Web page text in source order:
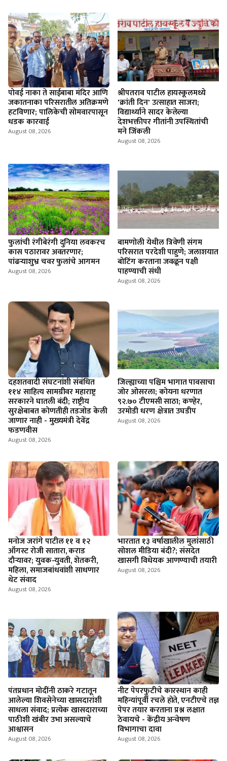
पोवई नाका ते साईबाबा मंदिर आणि
जकातनाका परिसरातील अतिक्रमणे
हटविणार; पालिकेची सोमवारपासून
धडक कारवाई
August 08, 2026
श्रीपतराव पाटील हायस्कूलमध्ये
'क्रांती दिन' उत्साहात साजरा;
विद्यार्थ्याने सादर केलेल्या
देशभक्तीपर गीतांनी उपस्थितांची
मने जिंकली
August 08, 2026
फुलांची रंगीबेरंगी दुनिया लवकरच
कास पठारावर अवतरणार;
पांढऱ्याशुभ्र चवर फुलांचे आगमन
August 08, 2026
बामणोली येथील त्रिवेणी संगम
परिसरात परदेशी पाहुणे; जलाशयात
बोटिंग करताना जवळून पक्षी
पाहण्याची संधी
August 08, 2026
दहशतवादी संघटनांशी संबंधित
११४ साहित्य सामग्रीवर महाराष्ट्र
सरकारने घातली बंदी; राष्ट्रीय
सुरक्षेबाबत कोणतीही तडजोड केली
जाणार नाही - मुख्यमंत्री देवेंद्र
फडणवीस
August 08, 2026
जिल्ह्याच्या पश्चिम भागात पावसाचा
जोर ओसरला; कोयना धरणात
९२.७० टीएमसी साठा; कण्हेर,
उरमोडी धरण क्षेत्रात उघडीप
August 08, 2026
मनोज जरांगे पाटील ११ व १२
ऑगस्ट रोजी सातारा, कराड
दौऱ्यावर; युवक-युवती, शेतकरी,
महिला, समाजबांधवांशी साधणार
थेट संवाद
August 08, 2026
भारतात १३ वर्षाखालील मुलांसाठी
सोशल मीडिया बंदी?; संसदेत
खासगी विधेयक आणण्याची तयारी
August 08, 2026
पंतप्रधान मोदींनी ठाकरे गटातून
आलेल्या शिवसेनेच्या खासदारांशी
साधला संवाद; प्रत्येक खासदाराच्या
पाठीशी खंबीर उभा असल्याचे
आश्वासन
August 08, 2026
नीट पेपरफुटीचे कारस्थान काही
महिन्यांपूर्वी रचले होते, एनटीएचे तज्ञ
पेपर तयार करताना प्रश्न लक्षात
ठेवायचे - केंद्रीय अन्वेषण
विभागाचा दावा
August 08, 2026